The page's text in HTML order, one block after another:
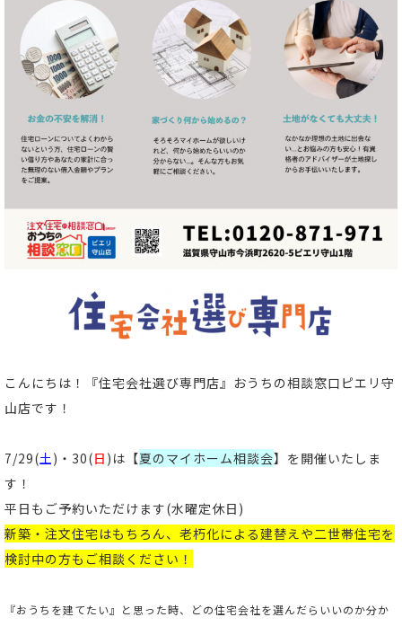
こんにちは！
『住宅会社選び専門店』おうちの相談窓口ピエリ守
山店です！
7/29(土)・30(日 )は【夏のマイホーム相談会】 を開催いたしま
す！
平日もご予約いただけます(水曜定休日)
新築 ・ 注文住宅はもちろん、老朽化による建替えや二世帯住宅を
検討中の方もご相談ください ！
『おうちを建てたい』と思った時、どの住宅会社を選んだらいいのか分か